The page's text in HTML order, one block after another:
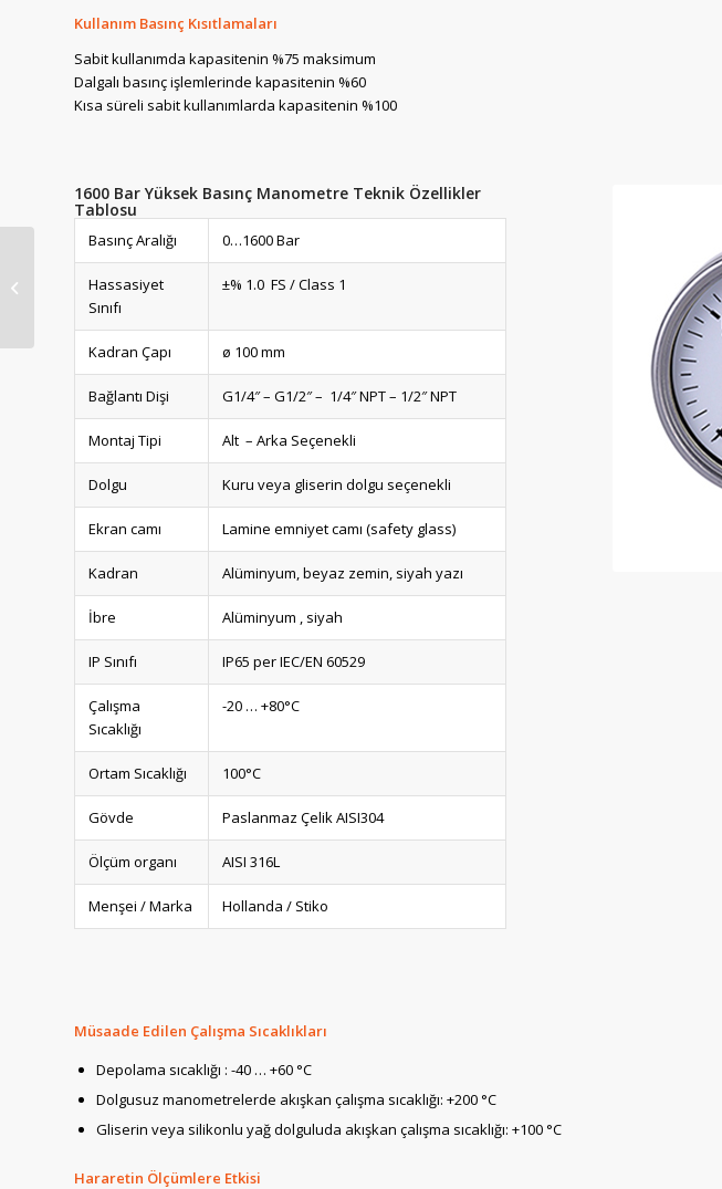
Kullanım Basınç Kısıtlamaları
Sabit kullanımda kapasitenin %75 maksimum
Dalgalı basınç işlemlerinde kapasitenin %60
Kısa süreli sabit kullanımlarda kapasitenin %100
1600 Bar Yüksek Basınç Manometre Teknik Özellikler
Tablosu
Basınç Aralığı 0…1600 Bar
Hassasiyet
Sınıfı
±% 1.0 FS / Class 1
Kadran Çapı ø 100 mm
Bağlantı Dişi G1/4″ – G1/2″ – 1/4″ NPT – 1/2″ NPT
Montaj Tipi Alt – Arka Seçenekli
Dolgu Kuru veya gliserin dolgu seçenekli
Ekran camı Lamine emniyet camı (safety glass)
Kadran Alüminyum, beyaz zemin, siyah yazı
İbre Alüminyum , siyah
IP Sınıfı IP65 per IEC/EN 60529
Çalışma
Sıcaklığı
-20 … +80°C
Ortam Sıcaklığı 100°C
Gövde Paslanmaz Çelik AISI304
Ölçüm organı AISI 316L
Menşei / Marka Hollanda / Stiko
Müsaade Edilen Çalışma Sıcaklıkları
Depolama sıcaklığı : -40 … +60 °C
Dolgusuz manometrelerde akışkan çalışma sıcaklığı: +200 °C
Gliserin veya silikonlu yağ dolguluda akışkan çalışma sıcaklığı: +100 °C
Hararetin Ölçümlere Etkisi
Stiko 1000 Bar
Manometre [ G 1/2″ – ø
100mm – Class 1.0 ...